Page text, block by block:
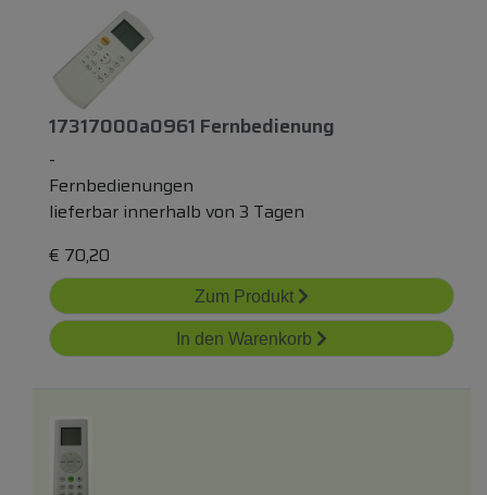
17317000a0961 Fernbedienung
-
Fernbedienungen
lieferbar innerhalb von 3 Tagen
€ 70,20
Zum Produkt
In den Warenkorb